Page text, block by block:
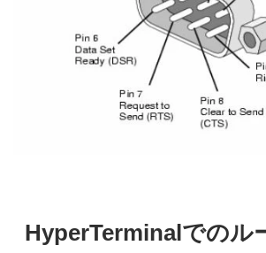
HyperTerminalでのル